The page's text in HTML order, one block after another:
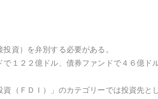
資）を弁別する必要がある。
１２２億ドル、債券ファンドで４６億ド
（ＦＤＩ）」のカテゴリーでは投資先と